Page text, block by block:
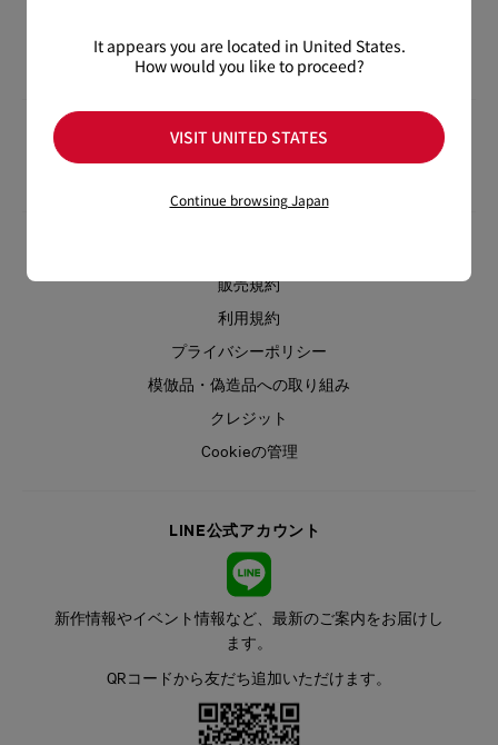
お手入れ・修理について
キャリア
販売規約
利用規約
プライバシーポリシー
模倣品・偽造品への取り組み
クレジット
Cookieの管理
LINE公式アカウント
新作情報やイベント情報など、最新のご案内をお届けし
ます。
QRコードから友だち追加いただけます。
It appears you are located in United States.
How would you like to proceed?
VISIT UNITED STATES
Continue browsing Japan